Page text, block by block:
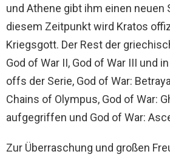
und Athene gibt ihm einen neuen
diesem Zeitpunkt wird Kratos
Kriegsgott. Der Rest der
God of War II, God of War III und
offs der Serie, God of War:
Chains of Olympus, God of War:
aufgegriffen und God of War:
Zur Überraschung und großen